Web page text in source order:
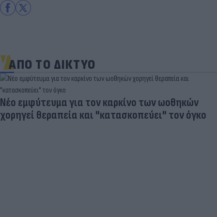
ΑΠΟ ΤΟ ΔΙΚΤΥΟ
Νέο εμφύτευμα για τον καρκίνο των ωοθηκών
χορηγεί θεραπεία και "κατασκοπεύει" τον όγκο